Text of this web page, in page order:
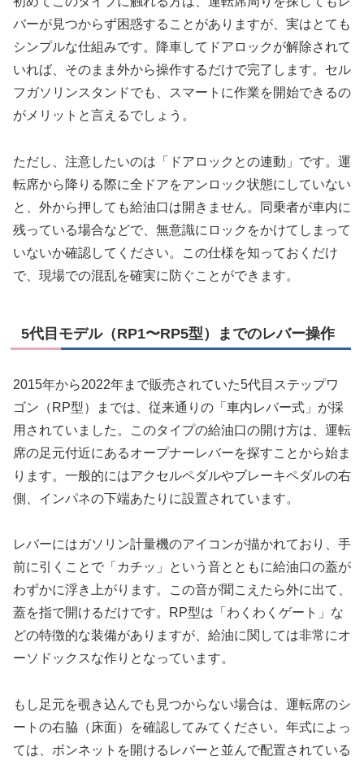
バーが見つからず困惑することがありますが、実はとても
シンプルな仕組みです。降車してドアロックが解除されて
いれば、そのまま外から操作するだけで完了します。セル
フガソリンスタンドでも、スマートに作業を開始できるの
がメリットと言えるでしょう。
ただし、注意したいのは「ドアロックとの連動」です。運
転席から降りる際に全ドアをアンロック状態にしていない
と、外から押しても給油口は開きません。同乗者が車内に
残っている場合などで、無意識にロックをかけてしまって
いないか確認してください。この仕様を知っておくだけ
で、現場での混乱を確実に防ぐことができます。
5代目モデル（RP1〜RP5型）までのレバー操作
2015年から2022年まで販売されていた5代目ステップワ
ゴン（RP型）までは、従来通りの「車内レバー式」が採
用されていました。このタイプの給油口の開け方は、運転
席の足元付近にあるオープナーレバーを探すことから始ま
ります。一般的にはアクセルペダルやブレーキペダルの右
側、インパネの下端あたりに設置されています。
レバーにはガソリン計量機のアイコンが描かれており、手
前に引くことで「カチッ」という音とともに給油口の蓋が
わずかに浮き上がります。この音が聞こえたら外に出て、
蓋を指で開けるだけです。RP型は「わくわくゲート」な
どの特徴的な装備がありますが、給油に関しては非常にオ
ーソドックスな作りとなっています。
もし足元を覗き込んでも見つからない場合は、運転席のシ
ートの右脇（床面）を確認してみてください。年式によっ
ては、ボンネットを開けるレバーと並んで配置されている